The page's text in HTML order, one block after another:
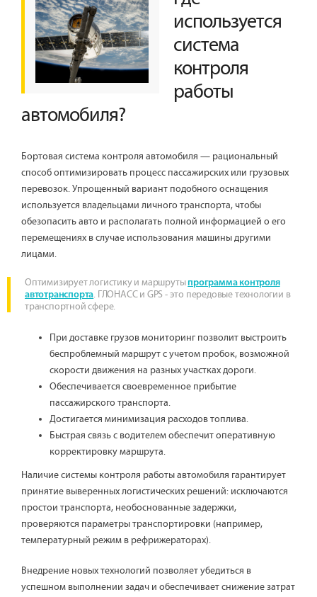
используется
система
контроля
работы
автомобиля?
Бортовая система контроля автомобиля — рациональный
способ оптимизировать процесс пассажирских или грузовых
перевозок. Упрощенный вариант подобного оснащения
используется владельцами личного транспорта, чтобы
обезопасить авто и располагать полной информацией о его
перемещениях в случае использования машины другими
лицами.
Оптимизирует логистику и маршруты программа контроля
автотранспорта. ГЛОНАСС и GPS - это передовые технологии в
транспортной сфере.
При доставке грузов мониторинг позволит выстроить
беспроблемный маршрут с учетом пробок, возможной
скорости движения на разных участках дороги.
Обеспечивается своевременное прибытие
пассажирского транспорта.
Достигается минимизация расходов топлива.
Быстрая связь с водителем обеспечит оперативную
корректировку маршрута.
Наличие системы контроля работы автомобиля гарантирует
принятие выверенных логистических решений: исключаются
простои транспорта, необоснованные задержки,
проверяются параметры транспортировки (например,
температурный режим в рефрижераторах).
Внедрение новых технологий позволяет убедиться в
успешном выполнении задач и обеспечивает снижение затрат